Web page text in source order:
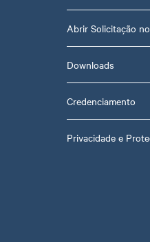
Abrir Solicitação
Downloads
Credenciamento
Privacidade e